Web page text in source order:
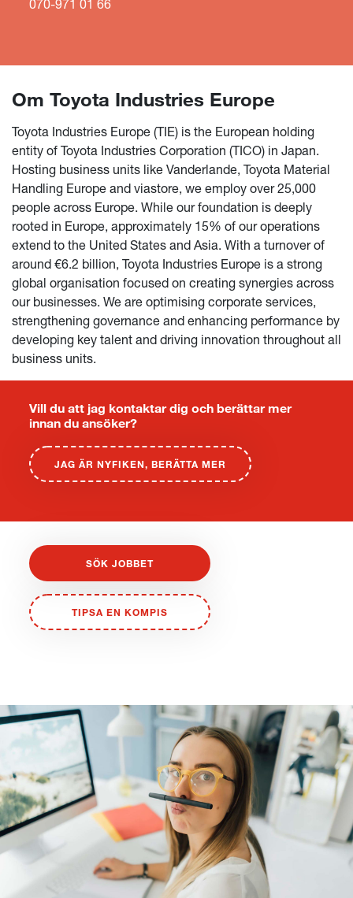
070-971 01 66
Om Toyota Industries Europe
Toyota Industries Europe (TIE) is the European holding
entity of Toyota Industries Corporation (TICO) in Japan.
Hosting business units like Vanderlande, Toyota Material
Handling Europe and viastore, we employ over 25,000
people across Europe. While our foundation is deeply
rooted in Europe, approximately 15% of our operations
extend to the United States and Asia. With a turnover of
around €6.2 billion, Toyota Industries Europe is a strong
global organisation focused on creating synergies across
our businesses. We are optimising corporate services,
strengthening governance and enhancing performance by
developing key talent and driving innovation throughout all
business units.
Vill du att jag kontaktar dig och berättar mer
innan du ansöker?
JAG ÄR NYFIKEN, BERÄTTA MER
SÖK JOBBET
TIPSA EN KOMPIS
LÄS HELA KULTURBOKEN